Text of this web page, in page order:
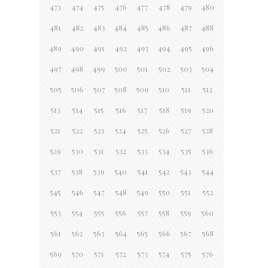
473 474 475 476 477 478 479 480
481 482 483 484 485 486 487 488
489 490 491 492 493 494 495 496
497 498 499 500 501 502 503 504
505 506 507 508 509 510 511 512
513 514 515 516 517 518 519 520
521 522 523 524 525 526 527 528
529 530 531 532 533 534 535 536
537 538 539 540 541 542 543 544
545 546 547 548 549 550 551 552
553 554 555 556 557 558 559 560
561 562 563 564 565 566 567 568
569 570 571 572 573 574 575 576